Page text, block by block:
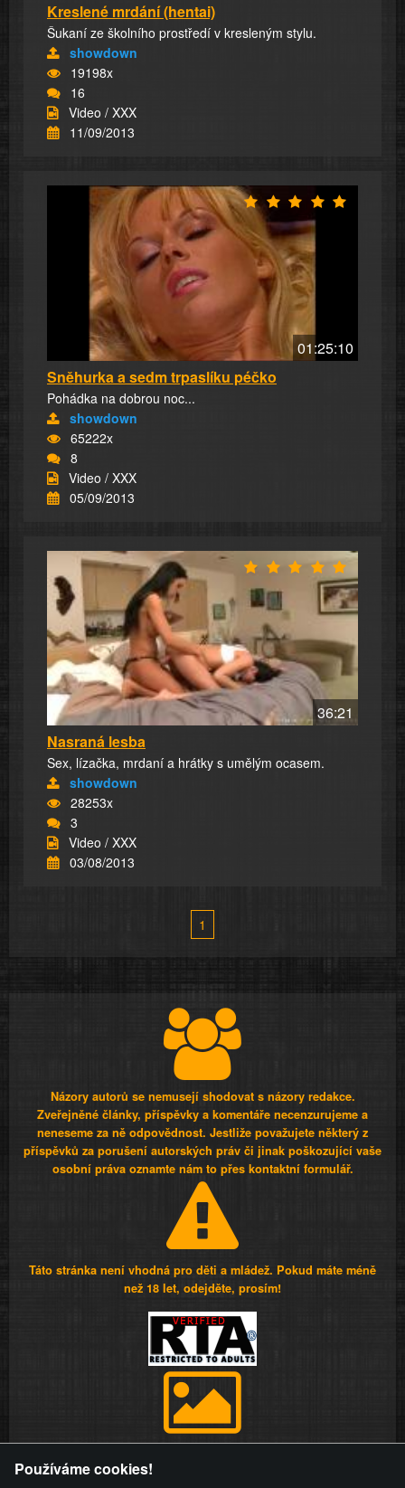
Kreslené mrdání (hentai)
Šukaní ze školního prostředí v kresleným stylu.
showdown
19198x
16
Video / XXX
11/09/2013
01:25:10
Sněhurka a sedm trpaslíku péčko
Pohádka na dobrou noc...
showdown
65222x
8
Video / XXX
05/09/2013
36:21
Nasraná lesba
Sex, lízačka, mrdaní a hrátky s umělým ocasem.
showdown
28253x
3
Video / XXX
03/08/2013
1
Názory autorů se nemusejí shodovat s názory redakce.
Zveřejněné články, příspěvky a komentáře necenzurujeme a
neneseme za ně odpovědnost. Jestliže považujete některý z
příspěvků za porušení autorských práv či jinak poškozující vaše
osobní práva oznamte nám to přes kontaktní formulář.
Táto stránka není vhodná pro děti a mládež. Pokud máte méně
než 18 let, odejděte, prosím!
videa a komentáře. Osoba, které se toto opatření provozovatele
Používáme cookies!